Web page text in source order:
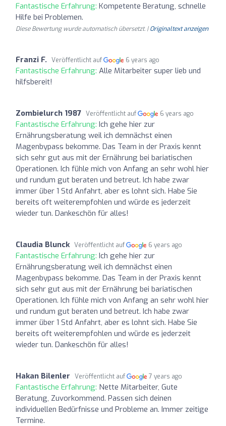
Fantastische Erfahrung: Kompetente Beratung, schnelle
Hilfe bei Problemen.
Diese Bewertung wurde automatisch übersetzt. |Originaltext anzeigen
Franzi F. Veröffentlicht auf 6 years ago
Fantastische Erfahrung: Alle Mitarbeiter super lieb und
hilfsbereit!
Zombielurch 1987 Veröffentlicht auf 6 years ago
Fantastische Erfahrung: Ich gehe hier zur
Ernährungsberatung weil ich demnächst einen
Magenbypass bekomme. Das Team in der Praxis kennt
sich sehr gut aus mit der Ernährung bei bariatischen
Operationen. Ich fühle mich von Anfang an sehr wohl hier
und rundum gut beraten und betreut. Ich habe zwar
immer über 1 Std Anfahrt, aber es lohnt sich. Habe Sie
bereits oft weiterempfohlen und würde es jederzeit
wieder tun. Dankeschön für alles!
Claudia Blunck Veröffentlicht auf 6 years ago
Fantastische Erfahrung: Ich gehe hier zur
Ernährungsberatung weil ich demnächst einen
Magenbypass bekomme. Das Team in der Praxis kennt
sich sehr gut aus mit der Ernährung bei bariatischen
Operationen. Ich fühle mich von Anfang an sehr wohl hier
und rundum gut beraten und betreut. Ich habe zwar
immer über 1 Std Anfahrt, aber es lohnt sich. Habe Sie
bereits oft weiterempfohlen und würde es jederzeit
wieder tun. Dankeschön für alles!
Hakan Bilenler Veröffentlicht auf 7 years ago
Fantastische Erfahrung: Nette Mitarbeiter, Gute
Beratung, Zuvorkommend. Passen sich deinen
individuellen Bedürfnisse und Probleme an. Immer zeitige
Termine.